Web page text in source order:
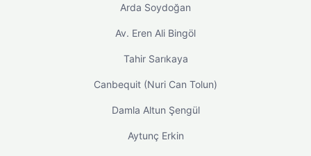
Arda Soydoğan
Av. Eren Ali Bingöl
Tahir Sarıkaya
Canbequit (Nuri Can Tolun)
Damla Altun Şengül
Aytunç Erkin